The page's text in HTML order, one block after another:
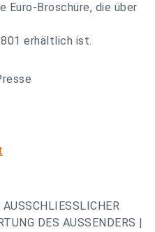
Euro-Broschüre, die über
erhältlich ist.
DES AUSSENDERS |